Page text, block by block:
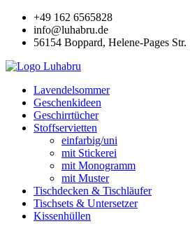
Zum
Inhalt
wechseln
+49 162 6565828
info@luhabru.de
56154 Boppard, Helene-Pages Str.
Lavendelsommer
Geschenkideen
Geschirrtücher
Stoffservietten
einfarbig/uni
mit Stickerei
mit Monogramm
mit Muster
Tischdecken & Tischläufer
Tischsets & Untersetzer
Kissenhüllen